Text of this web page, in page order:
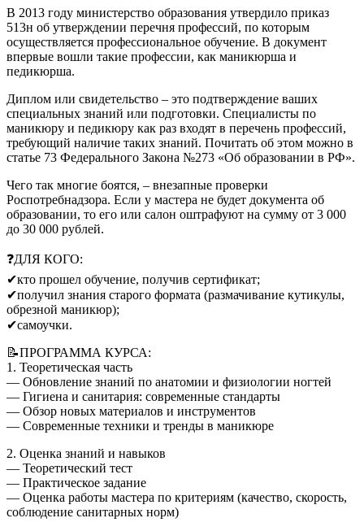
В 2013 году министерство образования утвердило приказ
513н об утверждении перечня профессий, по которым
осуществляется профессиональное обучение. В документ
впервые вошли такие профессии, как маникюрша и
педикюрша.
Диплом или свидетельство – это подтверждение ваших
специальных знаний или подготовки. Специалисты по
маникюру и педикюру как раз входят в перечень профессий,
требующий наличие таких знаний. Почитать об этом можно в
статье 73 Федерального Закона №273 «Об образовании в РФ».
Чего так многие боятся, –­­ внезапные проверки
Роспотребнадзора. Если у мастера не будет документа об
образовании, то его или салон оштрафуют на сумму от 3 000
до 30 000 рублей.
❓ДЛЯ КОГО:
✔кто прошел обучение, получив сертификат;
✔получил знания старого формата (размачивание кутикулы,
обрезной маникюр);
✔самоучки.
📝ПРОГРАММА КУРСА:
1. Теоретическая часть
— Обновление знаний по анатомии и физиологии ногтей
— Гигиена и санитария: современные стандарты
— Обзор новых материалов и инструментов
— Современные техники и тренды в маникюре
2. Оценка знаний и навыков
— Теоретический тест
— Практическое задание
— Оценка работы мастера по критериям (качество, скорость,
соблюдение санитарных норм)